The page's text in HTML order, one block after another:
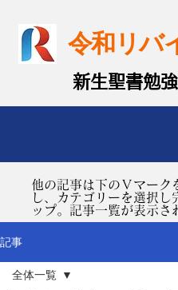
令和リバ
新生聖書勉
他の記事は下のＶマーク
し、カテゴリーを選択し
ップ。記事一覧が表示さ
記事
全体一覧